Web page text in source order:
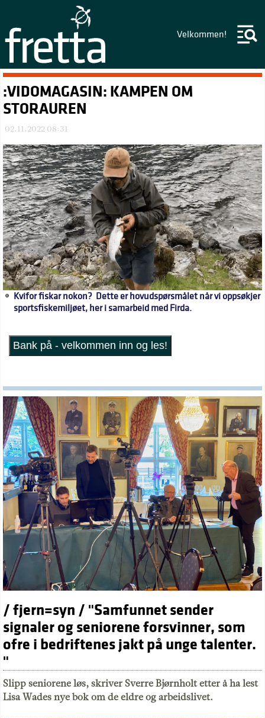
Velkommen!
:VIDOMAGASIN: KAMPEN OM
STORAUREN
02.11.2022 08:31
Kvifor fiskar nokon? Dette er hovudspørsmålet når vi oppsøkjer
sportsfiskemiljøet, her i samarbeid med Firda.
/ fjern=syn / "Samfunnet sender
signaler og seniorene forsvinner, som
ofre i bedriftenes jakt på unge talenter.
"
Slipp seniorene løs, skriver Sverre Bjørnholt etter å ha lest
Lisa Wades nye bok om de eldre og arbeidslivet.